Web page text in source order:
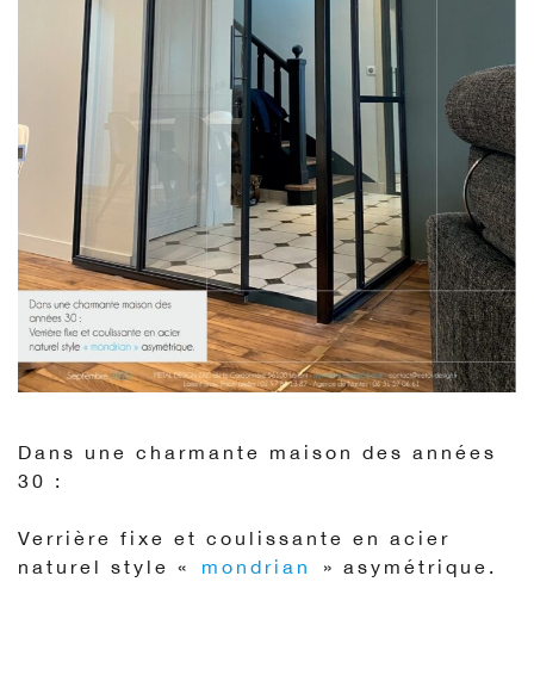
Dans une charmante maison des années
30 :
Verrière fixe et coulissante en acier
naturel style « mondrian » asymétrique.